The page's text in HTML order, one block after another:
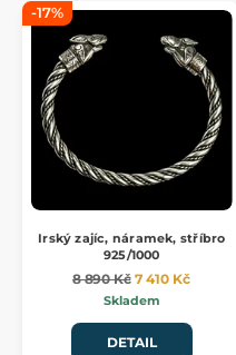
-17%
Irský zajíc, náramek, stříbro
925/1000
8 890 Kč 7 410 Kč
Skladem
DETAIL